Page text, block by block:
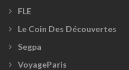
FLE
Le Coin Des Découvertes
Segpa
VoyageParis